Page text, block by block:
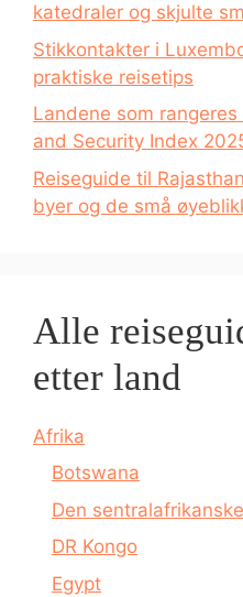
katedraler og skjulte
Stikkontakter i
praktiske reisetips
Landene som
and Security Index
Reiseguide til
byer og de små
Alle
etter land
Afrika
Botswana
Den
DR Kongo
Egypt